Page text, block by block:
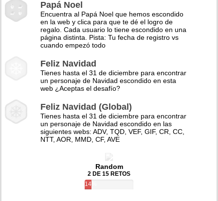
Papá Noel
Encuentra al Papá Noel que hemos escondido
en la web y clica para que te dé el logro de
regalo. Cada usuario lo tiene escondido en una
página distinta. Pista: Tu fecha de registro vs
cuando empezó todo
Feliz Navidad
Tienes hasta el 31 de diciembre para encontrar
un personaje de Navidad escondido en esta
web ¿Aceptas el desafío?
Feliz Navidad (Global)
Tienes hasta el 31 de diciembre para encontrar
un personaje de Navidad escondido en las
siguientes webs: ADV, TQD, VEF, GIF, CR, CC,
NTT, AOR, MMD, CF, AVE
Random
2 DE 15 RETOS
14%